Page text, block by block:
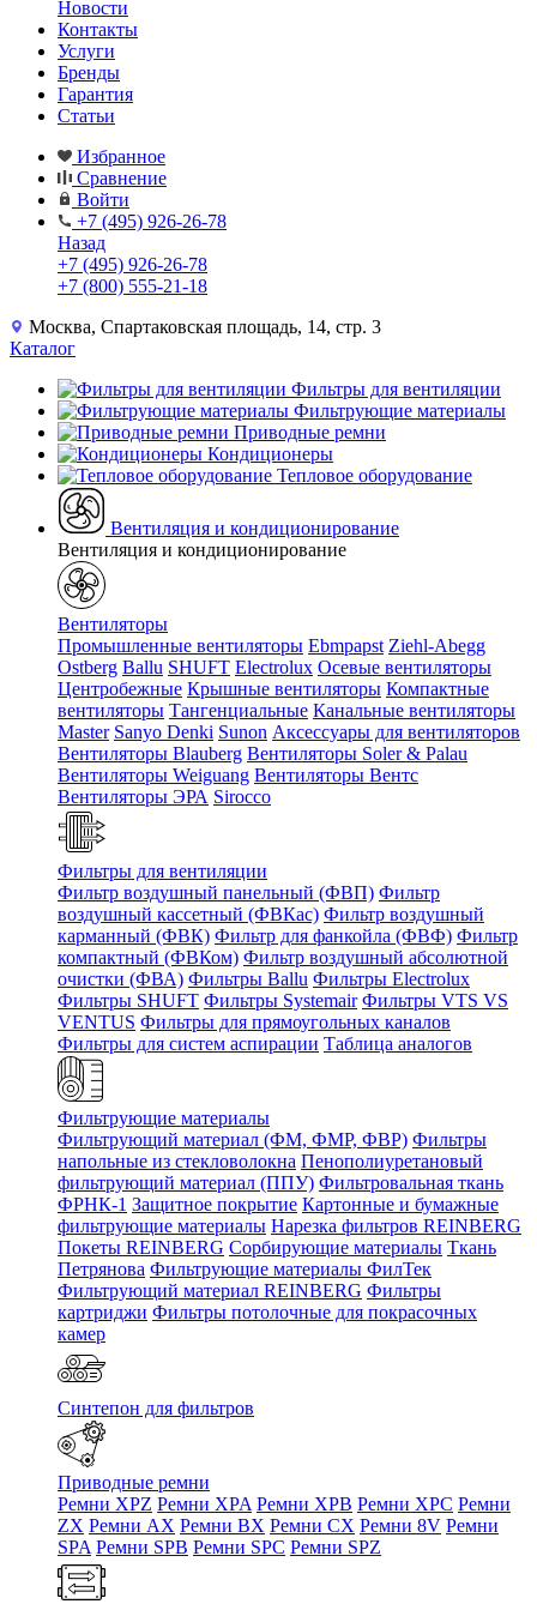
Новости
Контакты
Услуги
Бренды
Гарантия
Статьи
Избранное
Сравнение
Войти
+7 (495) 926-26-78
Назад
+7 (495) 926-26-78
+7 (800) 555-21-18
Москва, Спартаковская площадь, 14, стр. 3
Каталог
Фильтры для вентиляции
Фильтрующие материалы
Приводные ремни
Кондиционеры
Тепловое оборудование
Вентиляция и кондиционирование
Вентиляция и кондиционирование
Вентиляторы
Промышленные вентиляторы Ebmpapst Ziehl-Abegg
Ostberg Ballu SHUFT Electrolux Осевые вентиляторы
Центробежные Крышные вентиляторы Компактные
вентиляторы Тангенциальные Канальные вентиляторы
Master Sanyo Denki Sunon Аксессуары для вентиляторов
Вентиляторы Blauberg Вентиляторы Soler & Palau
Вентиляторы Weiguang Вентиляторы Вентс
Вентиляторы ЭРА Sirocco
Фильтры для вентиляции
Фильтр воздушный панельный (ФВП) Фильтр
воздушный кассетный (ФВКас) Фильтр воздушный
карманный (ФВК) Фильтр для фанкойла (ФВФ) Фильтр
компактный (ФВКом) Фильтр воздушный абсолютной
очистки (ФВА) Фильтры Ballu Фильтры Electrolux
Фильтры SHUFT Фильтры Systemair Фильтры VTS VS
VENTUS Фильтры для прямоугольных каналов
Фильтры для систем аспирации Таблица аналогов
Фильтрующие материалы
Фильтрующий материал (ФМ, ФМР, ФВР) Фильтры
напольные из стекловолокна Пенополиуретановый
фильтрующий материал (ППУ) Фильтровальная ткань
ФРНК-1 Защитное покрытие Картонные и бумажные
фильтрующие материалы Нарезка фильтров REINBERG
Покеты REINBERG Сорбирующие материалы Ткань
Петрянова Фильтрующие материалы ФилТек
Фильтрующий материал REINBERG Фильтры
картриджи Фильтры потолочные для покрасочных
камер
Синтепон для фильтров
Приводные ремни
Ремни XPZ Ремни XPA Ремни XPB Ремни XPC Ремни
ZX Ремни AX Ремни BX Ремни CX Ремни 8V Ремни
SPA Ремни SPB Ремни SPC Ремни SPZ